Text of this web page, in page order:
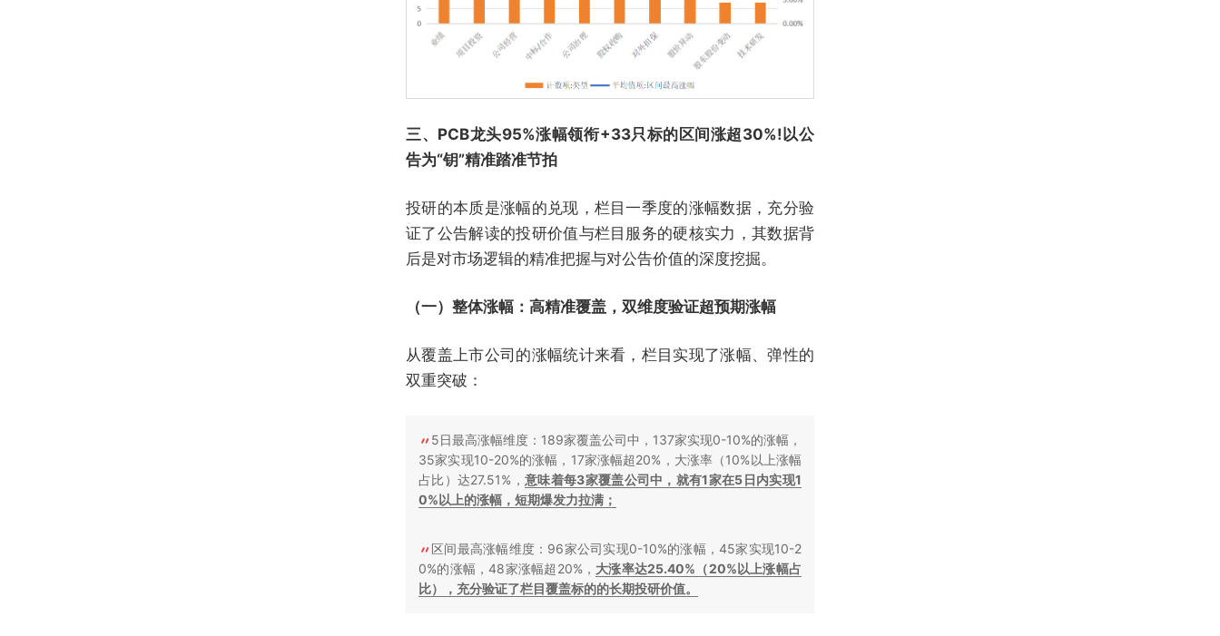
三、PCB龙头95%涨幅领衔+33只标的区间涨超30%!以公
告为“钥”精准踏准节拍
投研的本质是涨幅的兑现，栏目一季度的涨幅数据，充分验
证了公告解读的投研价值与栏目服务的硬核实力，其数据背
后是对市场逻辑的精准把握与对公告价值的深度挖掘。
（一）整体涨幅：高精准覆盖，双维度验证超预期涨幅
从覆盖上市公司的涨幅统计来看，栏目实现了涨幅、弹性的
双重突破：
5日最高涨幅维度：189家覆盖公司中，137家实现0-10%的涨幅，
35家实现10-20%的涨幅，17家涨幅超20%，大涨率（10%以上涨幅
占比）达27.51%， 意味着每3家覆盖公司中，就有1家在5日内实现1
0%以上的涨幅，短期爆发力拉满；
区间最高涨幅维度：96家公司实现0-10%的涨幅，45家实现10-2
0%的涨幅，48家涨幅超20%， 大涨率达25.40%（20%以上涨幅占
比），充分验证了栏目覆盖标的的长期投研价值。